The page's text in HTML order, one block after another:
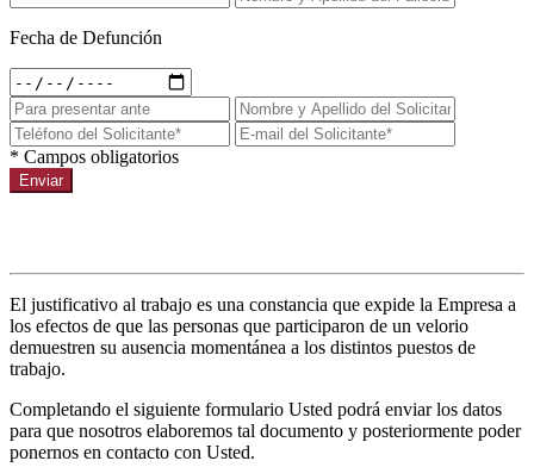
Fecha de Defunción
* Campos obligatorios
Enviar
El justificativo al trabajo es una constancia que expide la Empresa a
los efectos de que las personas que participaron de un velorio
demuestren su ausencia momentánea a los distintos puestos de
trabajo.
Completando el siguiente formulario Usted podrá enviar los datos
para que nosotros elaboremos tal documento y posteriormente poder
ponernos en contacto con Usted.